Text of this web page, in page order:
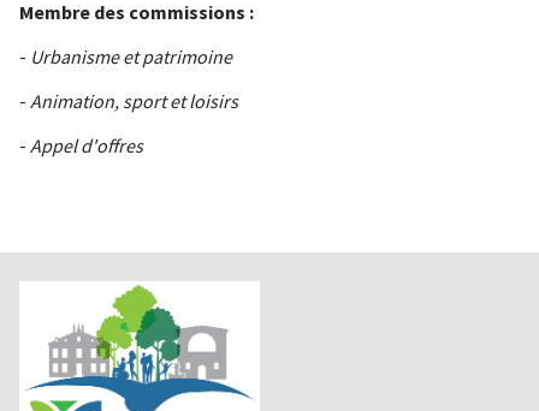
Membre des commissions :
- Urbanisme et patrimoine
- Animation, sport et loisirs
- Appel d'offres